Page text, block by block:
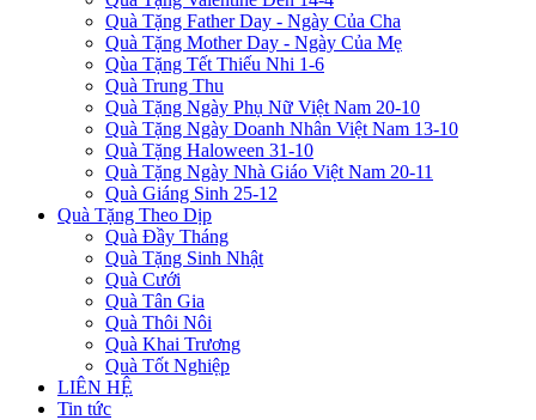
Quà Tặng Father Day - Ngày Của Cha
Quà Tặng Mother Day - Ngày Của Mẹ
Qùa Tặng Tết Thiếu Nhi 1-6
Quà Trung Thu
Quà Tặng Ngày Phụ Nữ Việt Nam 20-10
Quà Tặng Ngày Doanh Nhân Việt Nam 13-10
Quà Tặng Haloween 31-10
Quà Tặng Ngày Nhà Giáo Việt Nam 20-11
Quà Giáng Sinh 25-12
Quà Tặng Theo Dịp
Quà Đầy Tháng
Quà Tặng Sinh Nhật
Quà Cưới
Quà Tân Gia
Quà Thôi Nôi
Quà Khai Trương
Quà Tốt Nghiệp
LIÊN HỆ
Tin tức